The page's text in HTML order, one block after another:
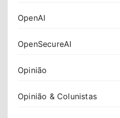
OpenAI
OpenSecureAI
Opinião
Opinião & Colunistas